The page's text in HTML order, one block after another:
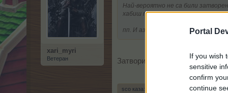
Portal
If you wish
sensitive
confirm
continue
xari_myri
Ветеран
Най-вероятно не са били
хабиш толкова ресурс.
пп. И аз от вчера играя само за
Затворих контура и нищо, а за
sco каза: